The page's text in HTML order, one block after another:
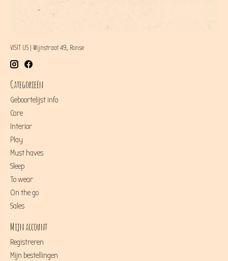
VISIT US | Wijnstraat 49, Ronse
Categorieën
Geboortelijst info
Care
Interior
Play
Must haves
Sleep
To wear
On the go
Sales
Mijn account
Registreren
Mijn bestellingen